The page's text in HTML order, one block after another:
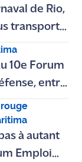
de Rio,
transporte
10e Forum
entre
de
à autant
Emploi